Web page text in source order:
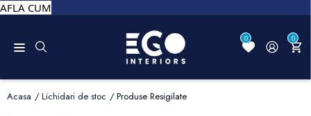
AFLA CUM
0 0
Acasa Lichidari de stoc Produse Resigilate